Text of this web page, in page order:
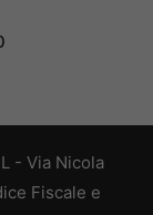
- Via Nicola
Fiscale e